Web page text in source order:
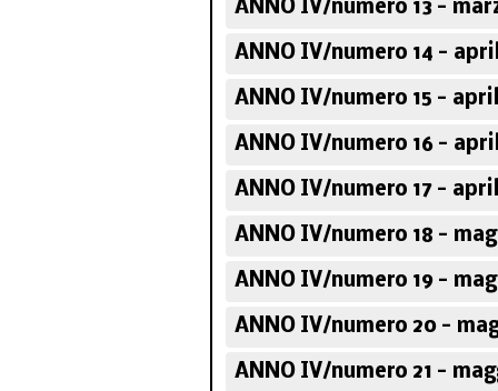
ANNO IV/numero 13 -
ANNO IV/numero 14 -
ANNO IV/numero 15 -
ANNO IV/numero 16 -
ANNO IV/numero 17 -
ANNO IV/numero 18 -
ANNO IV/numero 19 -
ANNO IV/numero 20 -
ANNO IV/numero 21 -